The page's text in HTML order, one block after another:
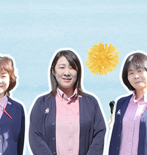
梁2号館
ム 恵風
ム テラス藤
藤戸荘（入所・リハ）